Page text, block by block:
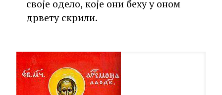
своје одело, које они беху у оном
дрвету скрили.